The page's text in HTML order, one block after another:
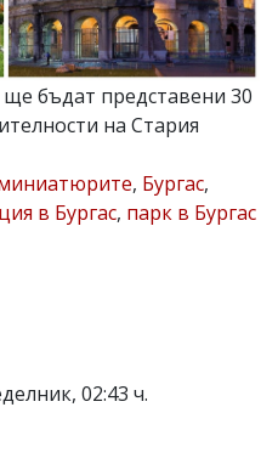
бъдат представени 30
на Стария
, Бургас,
в Бургас, парк в Бургас
02:43 ч.